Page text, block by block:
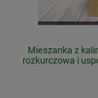
Mieszanka z
rozkurczowa i